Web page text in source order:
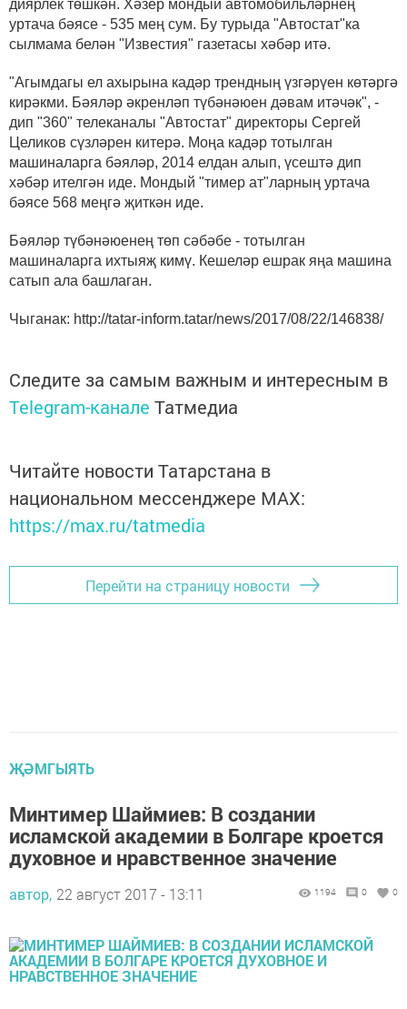
диярлек төшкән. Хәзер мондый автомобильләрнең
уртача бәясе - 535 мең сум. Бу турыда "Автостат"ка
сылмама белән "Известия" газетасы хәбәр итә.
"Агымдагы ел ахырына кадәр трендның үзгәрүен көтәргә
кирәкми. Бәяләр әкренләп түбәнәюен дәвам итәчәк", -
дип "360" телеканалы "Автостат" директоры Сергей
Целиков сүзләрен китерә. Моңа кадәр тотылган
машиналарга бәяләр, 2014 елдан алып, үсештә дип
хәбәр ителгән иде. Мондый "тимер ат"ларның уртача
бәясе 568 меңгә җиткән иде.
Бәяләр түбәнәюенең төп сәбәбе - тотылган
машиналарга ихтыяҗ кимү. Кешеләр ешрак яңа машина
сатып ала башлаган.
Чыганак: http://tatar-inform.tatar/news/2017/08/22/146838/
Следите за самым важным и интересным в
Telegram-канале Татмедиа
Читайте новости Татарстана в
национальном мессенджере MАХ:
https://max.ru/tatmedia
Перейти на страницу новости
ҖӘМГЫЯТЬ
Минтимер Шаймиев: В создании
исламской академии в Болгаре кроется
духовное и нравственное значение
автор, 22 август 2017 - 13:11 1194 0 0